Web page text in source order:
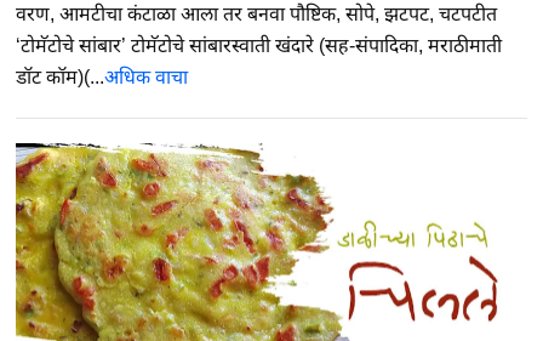
वरण, आमटीचा कंटाळा आला तर बनवा पौष्टिक, सोपे, झटपट, चटपटीत
‘टोमॅटोचे सांबार’ टोमॅटोचे सांबारस्वाती खंदारे (सह-संपादिका, मराठीमाती
डॉट कॉम)(...अधिक वाचा